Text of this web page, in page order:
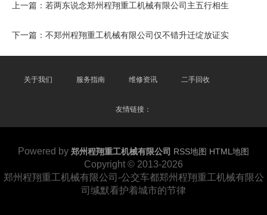
上一篇： 若两东说念郑州程翔重工机械有限公司主五行相生
下一篇： 不郑州程翔重工机械有限公司仅不错升迁绽放证实
关于我们 服务指南 维修资讯 二手回收
友情链接：
Powered by 郑州程翔重工机械有限公司 RSS地图 HTML地图
Copyright © 2013-2026
郑州程翔重工机械有限公司-公交车都郑州程翔重工机械有限公
司缄默看护着城市的节律